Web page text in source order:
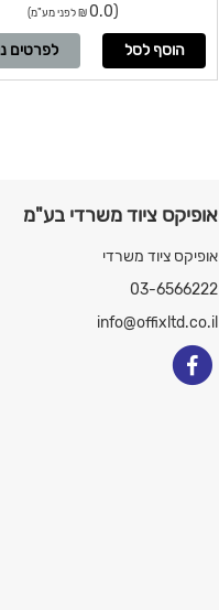
(0.0 ₪ לפני מע"מ)
לפרטים
אופיקס ציוד משרדי בע"מ
אופיקס ציוד משרדי
03-6566222
info@offixltd.co.il